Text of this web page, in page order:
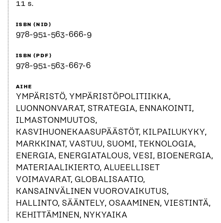
11 s.
ISBN (NID)
978-951-563-666-9
ISBN (PDF)
978-951-563-667-6
AIHE
YMPÄRISTÖ, YMPÄRISTÖPOLITIIKKA,
LUONNONVARAT, STRATEGIA, ENNAKOINTI,
ILMASTONMUUTOS,
KASVIHUONEKAASUPÄÄSTÖT, KILPAILUKYKY,
MARKKINAT, VASTUU, SUOMI, TEKNOLOGIA,
ENERGIA, ENERGIATALOUS, VESI, BIOENERGIA,
MATERIAALIKIERTO, ALUEELLISET
VOIMAVARAT, GLOBALISAATIO,
KANSAINVÄLINEN VUOROVAIKUTUS,
HALLINTO, SÄÄNTELY, OSAAMINEN, VIESTINTÄ,
KEHITTÄMINEN, NYKYAIKA